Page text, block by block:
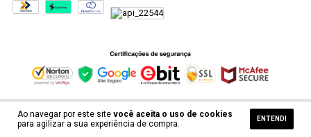
Ao navegar por este site você aceita o uso de cookies
para agilizar a sua experiência de compra.
ENTENDI
Copyright Henbercom - 42814481000119 - 2026. Todos os direitos reservados.